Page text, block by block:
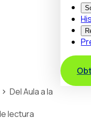
Del Aula a la
lectura